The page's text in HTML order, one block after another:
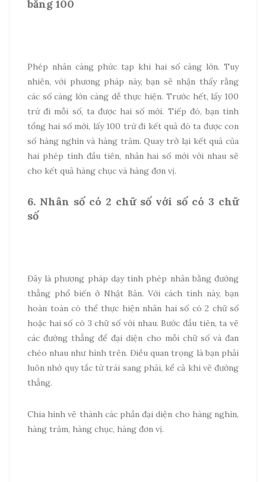
bằng 100
Phép nhân càng phức tạp khi hai số càng lớn. Tuy
nhiên, với phương pháp này, bạn sẽ nhận thấy rằng
các số càng lớn càng dễ thực hiện. Trước hết, lấy 100
trừ đi mỗi số, ta được hai số mới. Tiếp đó, bạn tính
tổng hai số mới, lấy 100 trừ đi kết quả đó ta được con
số hàng nghìn và hàng trăm. Quay trở lại kết quả của
hai phép tính đầu tiên, nhân hai số mới với nhau sẽ
cho kết quả hàng chục và hàng đơn vị.
6. Nhân số có 2 chữ số với số có 3 chữ
số
Đây là phương pháp dạy tính phép nhân bằng đường
thẳng phổ biến ở Nhật Bản. Với cách tính này, bạn
hoàn toàn có thể thực hiện nhân hai số có 2 chữ số
hoặc hai số có 3 chữ số với nhau. Bước đầu tiên, ta vẽ
các đường thẳng để đại diện cho mỗi chữ số và đan
chéo nhau như hình trên. Điều quan trọng là bạn phải
luôn nhớ quy tắc từ trái sang phải, kể cả khi vẽ đường
thẳng.
Chia hình vẽ thành các phần đại diện cho hàng nghìn,
hàng trăm, hàng chục, hàng đơn vị.